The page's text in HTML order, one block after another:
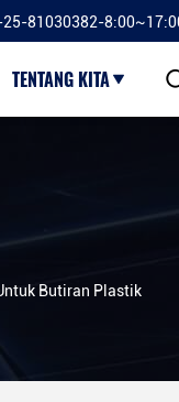
81030382-
TENTANG KITA
Butiran Plastik